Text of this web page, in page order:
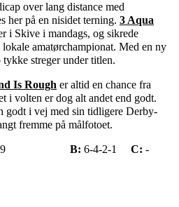
over lang distance med
her på en nisidet terning. 3 Aqua
i Skive i mandags, og sikrede
amatørchampionat. Med en ny
streger under titlen.
Is Rough er altid en chance fra
i volten er dog alt andet end godt.
godt i vej med sin tidligere Derby-
fremme på målfotoet.
B: 6-4-2-1 C: -